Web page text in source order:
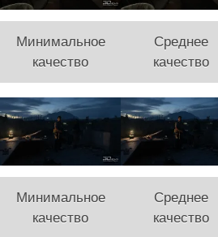
Минимальное
качество
Среднее
качество
Минимальное
качество
Среднее
качество